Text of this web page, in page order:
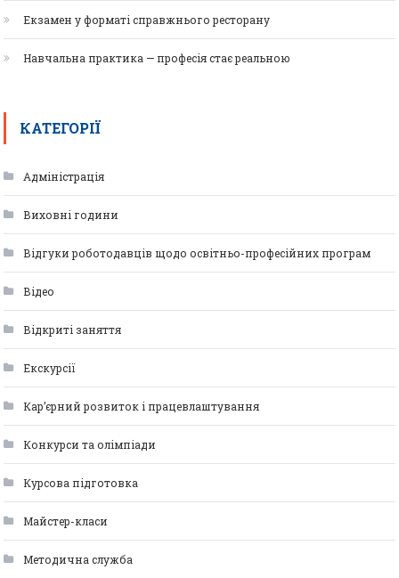
Екзамен у форматі справжнього ресторану
Навчальна практика — професія стає реальною
КАТЕГОРІЇ
Адміністрація
Виховні години
Відгуки роботодавців щодо освітньо-професійних програм
Відео
Відкриті заняття
Екскурсії
Кар’єрний розвиток і працевлаштування
Конкурси та олімпіади
Курсова підготовка
Майстер-класи
Методична служба